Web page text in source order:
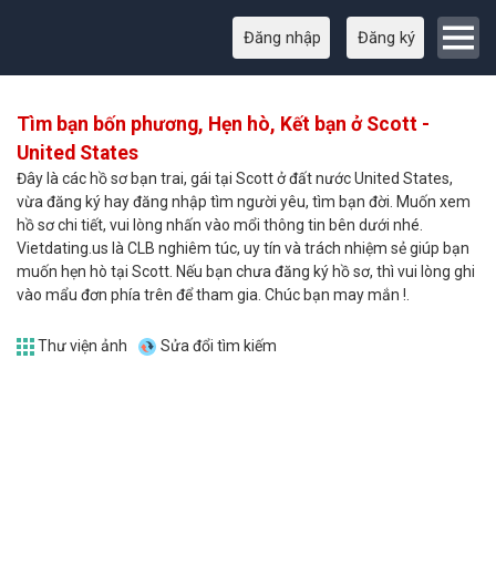
Đăng nhập Đăng ký
Tìm bạn bốn phương, Hẹn hò, Kết bạn ở Scott -
United States
Đây là các hồ sơ bạn trai, gái tại Scott ở đất nước United States,
vừa đăng ký hay đăng nhập tìm người yêu, tìm bạn đời. Muốn xem
hồ sơ chi tiết, vui lòng nhấn vào mổi thông tin bên dưới nhé.
Vietdating.us là CLB nghiêm túc, uy tín và trách nhiệm sẻ giúp bạn
muốn hẹn hò tại Scott. Nếu bạn chưa đăng ký hồ sơ, thì vui lòng ghi
vào mẩu đơn phía trên để tham gia. Chúc bạn may mắn !.
Thư viện ảnh Sửa đổi tìm kiếm